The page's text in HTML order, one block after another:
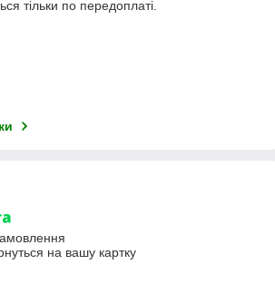
тільки по передоплаті.
на вашу картку